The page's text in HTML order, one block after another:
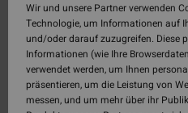
Wir und unsere Partner verwenden
Technologie, um Informationen auf
und/oder darauf zuzugreifen. Diese
Informationen (wie Ihre
verwendet werden, um Ihnen
präsentieren, um die Leistung von
messen, und um mehr über ihr